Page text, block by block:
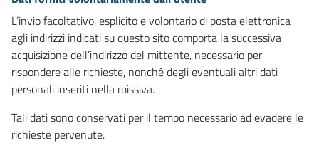
L’invio facoltativo, esplicito e volontario di posta elettronica
agli indirizzi indicati su questo sito comporta la successiva
acquisizione dell’indirizzo del mittente, necessario per
rispondere alle richieste, nonché degli eventuali altri dati
personali inseriti nella missiva.
Tali dati sono conservati per il tempo necessario ad evadere le
richieste pervenute.